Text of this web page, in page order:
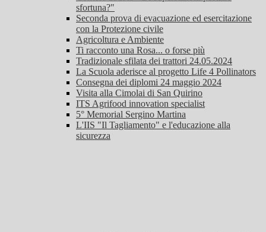
sfortuna?"
Seconda prova di evacuazione ed esercitazione
con la Protezione civile
Agricoltura e Ambiente
Ti racconto una Rosa... o forse più
Tradizionale sfilata dei trattori 24.05.2024
La Scuola aderisce al progetto Life 4 Pollinators
Consegna dei diplomi 24 maggio 2024
Visita alla Cimolai di San Quirino
ITS Agrifood innovation specialist
5° Memorial Sergino Martina
L'IIS "Il Tagliamento" e l'educazione alla
sicurezza